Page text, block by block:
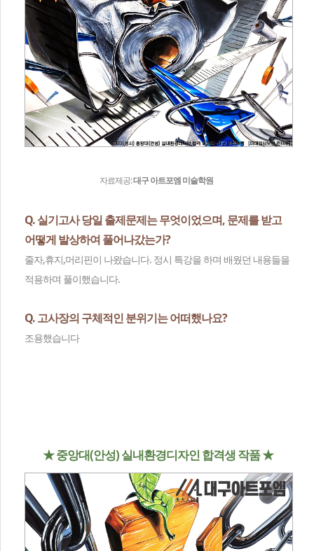
자료제공:대구 아트포엠 미술학원
Q. 실기고사 당일 출제문제는 무엇이었으며, 문제를 받고
어떻게 발상하여 풀어나갔는가?
줄자,휴지,머리핀이 나왔습니다. 정시 특강을 하며 배웠던 내용들을
적용하며 풀이했습니다.
Q. 고사장의 구체적인 분위기는 어떠했나요?
조용했습니다
★ 중앙대(안성) 실내환경디자인 합격생 작품 ★